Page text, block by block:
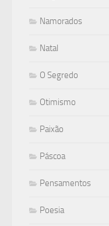
Namorados
Natal
O Segredo
Otimismo
Paixão
Páscoa
Pensamentos
Poesia